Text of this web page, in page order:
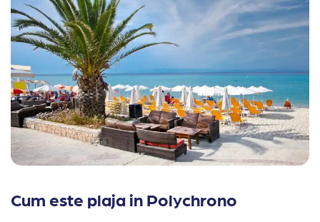
Cum este plaja in Polychrono